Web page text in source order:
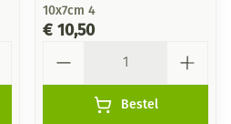
10x7cm 4
€ 10,50
Bestel